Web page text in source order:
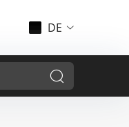
DE